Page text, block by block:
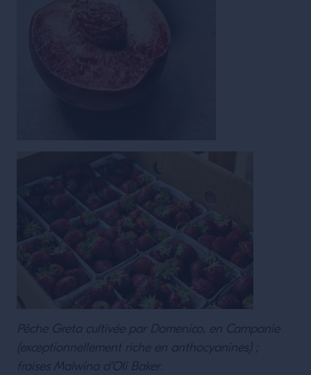
Pêche Greta cultivée par Domenico, en Campanie
(exceptionnellement riche en anthocyanines) ;
fraises Malwina d’Oli Baker.